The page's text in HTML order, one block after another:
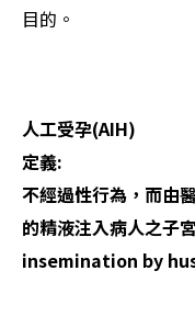
目的。
人工受孕(AIH)
定義:
不經過性行為，而由
的精液注入病人之子
insemination by